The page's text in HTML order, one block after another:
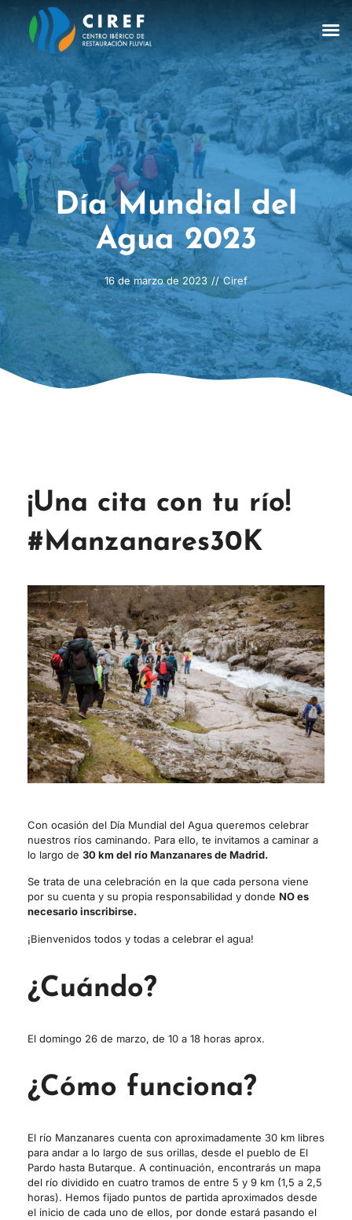
Día Mundial del
Agua 2023
16 de marzo de 2023 // Ciref
¡Una cita con tu río!
#Manzanares30K
Con ocasión del Día Mundial del Agua queremos celebrar
nuestros ríos caminando. Para ello, te invitamos a caminar a
lo largo de 30 km del río Manzanares de Madrid.
Se trata de una celebración en la que cada persona viene
por su cuenta y su propia responsabilidad y donde NO es
necesario inscribirse.
¡Bienvenidos todos y todas a celebrar el agua!
¿Cuándo?
El domingo 26 de marzo, de 10 a 18 horas aprox.
¿Cómo funciona?
El río Manzanares cuenta con aproximadamente 30 km libres
para andar a lo largo de sus orillas, desde el pueblo de El
Pardo hasta Butarque. A continuación, encontrarás un mapa
del río dividido en cuatro tramos de entre 5 y 9 km (1,5 a 2,5
horas). Hemos fijado puntos de partida aproximados desde
el inicio de cada uno de ellos, por donde estará pasando el